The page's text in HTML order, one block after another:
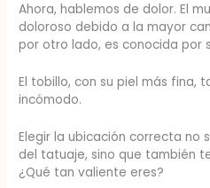
Ahora, hablemos de dolor. El
doloroso debido a la mayor
por otro lado, es conocida por
El tobillo, con su piel más fina,
incómodo.
Elegir la ubicación correcta no
del tatuaje, sino que también
¿Qué tan valiente eres?